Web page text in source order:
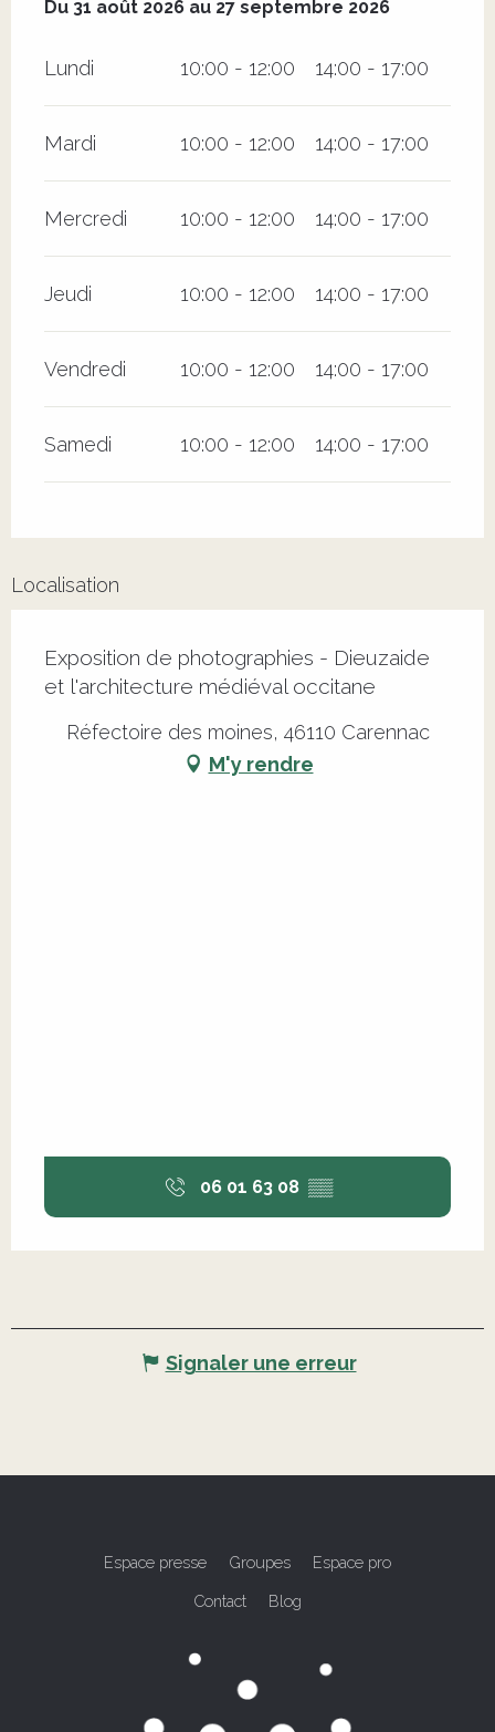
Du 31 août 2026 au 27 septembre 2026
Du 31 août 2026 au 27 septembre 2026
Lundi 10:00 - 12:00 14:00 - 17:00
Mardi 10:00 - 12:00 14:00 - 17:00
Mercredi 10:00 - 12:00 14:00 - 17:00
Jeudi 10:00 - 12:00 14:00 - 17:00
Vendredi 10:00 - 12:00 14:00 - 17:00
Samedi 10:00 - 12:00 14:00 - 17:00
Localisation
Exposition de photographies - Dieuzaide
et l'architecture médiéval occitane
Réfectoire des moines, 46110 Carennac
M'y rendre
06 01 63 08 ▒▒
Signaler une erreur
Espace presse Groupes Espace pro
Contact Blog